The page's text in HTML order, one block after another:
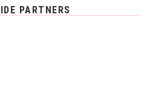
PARTNERS